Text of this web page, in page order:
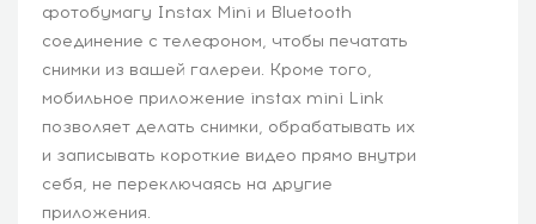
фотобумагу Instax Mini и Bluetooth
соединение с телефоном, чтобы печатать
снимки из вашей галереи. Кроме того,
мобильное приложение instax mini Link
позволяет делать снимки, обрабатывать их
и записывать короткие видео прямо внутри
себя, не переключаясь на другие
приложения.